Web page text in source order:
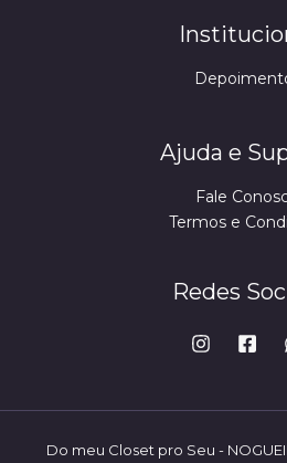
Ajuda e
Fale
Termos e
Redes
Do meu Closet pro Seu -